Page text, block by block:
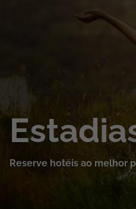
Pacotes de Férias
Cruzeiros
Promoções
Reserve hotéis ao melhor